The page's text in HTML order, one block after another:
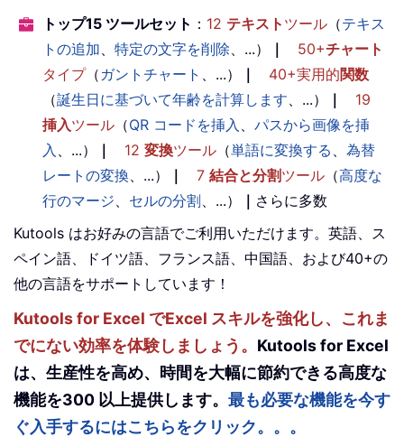
トップ15 ツールセット ： 12 テキスト ツール （テキス
トの追加
特定の文字を削除 、...） ｜ 50+チャート
タイプ（ ガントチャート 、...） ｜ 40+実用的関数
（誕生日に基づいて年齢を計算します 、...） ｜
19
挿入ツール （QR コードを挿入
パスから画像を挿
入
、...） ｜ 12 変換ツール （単語に変換する
為替
レートの変換 、...） ｜ 7 結合と分割ツール （高度な
行のマージ
セルの分割 、...） ｜ さらに多数
Kutools はお好みの言語でご利用いただけます。英語、ス
ペイン語、ドイツ語、フランス語、中国語、および40+の
他の言語をサポートしています！
Kutools for Excel でExcel スキルを強化し、これま
でにない効率を体験しましょう。 Kutools for Excel
は、生産性を高め、時間を大幅に節約できる高度な
機能を300 以上提供します。 最も必要な機能を今す
ぐ入手するにはこちらをクリック。。。